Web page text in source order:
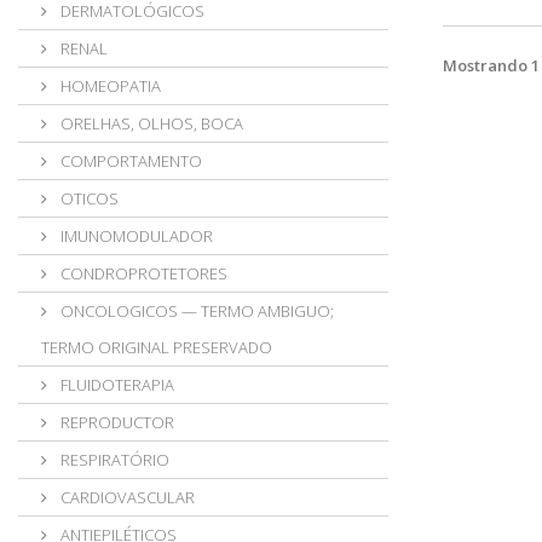
DERMATOLÓGICOS
RENAL
HOMEOPATIA
ORELHAS, OLHOS, BOCA
COMPORTAMENTO
OTICOS
IMUNOMODULADOR
CONDROPROTETORES
ONCOLOGICOS — TERMO AMBIGUO;
TERMO ORIGINAL PRESERVADO
FLUIDOTERAPIA
REPRODUCTOR
RESPIRATÓRIO
CARDIOVASCULAR
ANTIEPILÉTICOS
Mostrando